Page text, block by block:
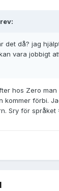
det då? jag
vara jobbigt
hos Zero
kommer förbi.
Sry för språket